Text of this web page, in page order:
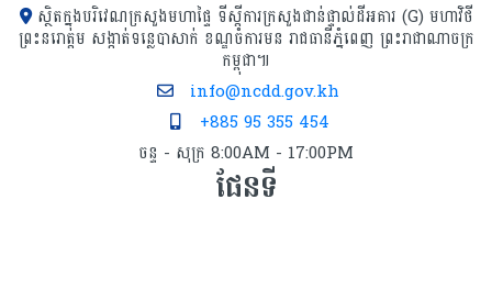
ស្ថិតក្នុងបរិវេណក្រសួងមហាផ្ទៃ ទីស្ដីការក្រសួង​ជាន់ផ្ទាល់ដីអគារ (G) មហាវិថី
ព្រះនរោត្តម សង្កាត់ទន្លេបាសាក់ ខណ្ឌចំការមន រាជធានីភ្នំពេញ ព្រះរាជាណាចក្រ
កម្ពុជា៕
info@ncdd.gov.kh
+885 95 355 454
ចន្ទ - សុក្រ 8:00AM - 17:00PM
ផែនទី